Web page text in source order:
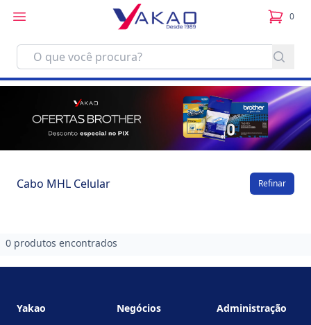
0
itens
Cabo MHL Celular Refinar
0 produtos encontrados
Yakao Negócios Administração